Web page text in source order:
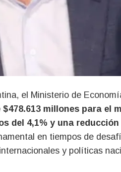
el Ministerio de
millones para el
del 4,1% y una reducción
en tiempos de
y políticas